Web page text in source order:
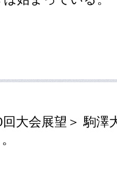
回大会展望＞ 駒澤